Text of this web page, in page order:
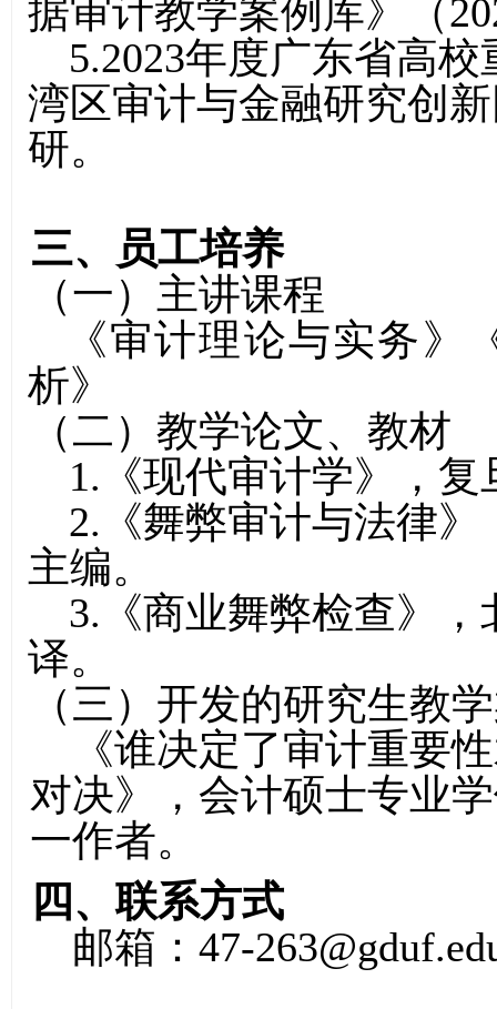
据审计教学案例库》（
5.2023年度广东省高
湾区审计与金融研究创
研。
三、员工培养
（一）主讲课程
《审计理论与实务》
析》
（二）教学论文、教材
1.《现代审计学》，
2.《舞弊审计与法律》
主编。
3.《商业舞弊检查》
译。
（三）开发的研究生教
《谁决定了审计重要
对决》，会计硕士专业
一作者。
四、联系方式
邮箱：47-